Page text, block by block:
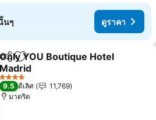
นๆ ดูราคา
แชร์ เพิ่มในรายการโปรด
Only YOU Boutique Hotel
Madrid
4 ดาว
9.5 ดีเลิศ
11,769
มาดริด